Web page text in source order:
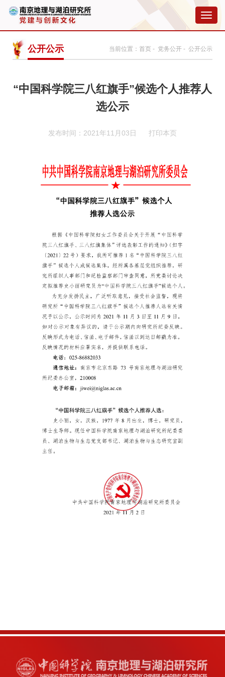
切
换
航
公开公示 当前位置： 首页 - 党务公开 - 公开公示
“中国科学院三八红旗手”候选个人推荐人
选公示
发布时间：2021年11月03日 打印本页